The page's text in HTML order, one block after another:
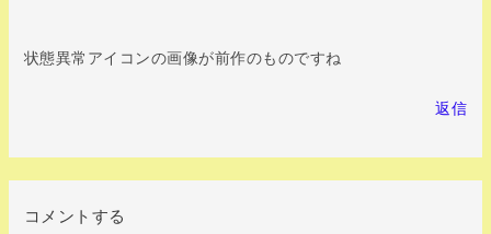
状態異常アイコンの画像が前作のものですね
返信
コメントする